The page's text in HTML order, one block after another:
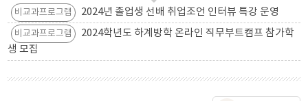
비교과프로그램 2024년 졸업생 선배 취업조언 인터뷰 특강 운영
비교과프로그램
2024학년도 하계방학 온라인 직무부트캠프 참가학
생 모집